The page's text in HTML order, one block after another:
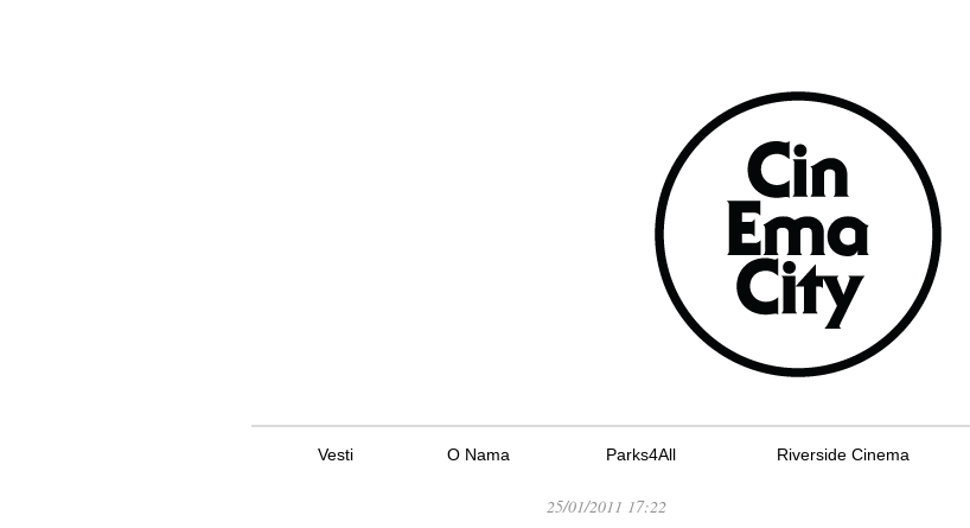
Vesti O Nama Parks4All Riverside Cinema
25/01/2011 17:22